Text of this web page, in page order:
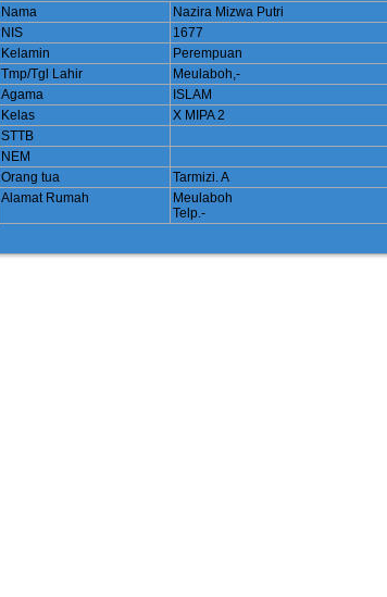
Nama
Nazira Mizwa Putri
NIS
1677
Kelamin
Perempuan
Tmp/Tgl Lahir
Meulaboh,-
Agama
ISLAM
Kelas
X MIPA 2
STTB
NEM
Orang tua
Tarmizi. A
Alamat Rumah
Meulaboh
Telp.-